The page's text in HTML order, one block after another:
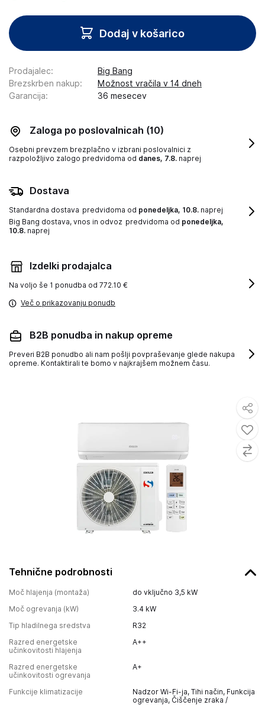
Tehnične podrobnosti
Moč hlajenja (montaža)
do vključno 3,5 kW
Moč ogrevanja (kW)
3.4 kW
Tip hladilnega sredstva
R32
Razred energetske
učinkovitosti hlajenja
A++
Razred energetske
učinkovitosti ogrevanja
A+
Funkcije klimatizacije
Nadzor Wi-Fi-ja, Tihi način, Funkcija
ogrevanja, Čiščenje zraka /
Dodaj v košarico
Prodajalec:
Big Bang
Brezskrben nakup:
Možnost vračila v 14 dneh
Garancija: 36 mesecev
Zaloga po poslovalnicah (10)
Osebni prevzem brezplačno v izbrani poslovalnici z
razpoložljivo zalogo predvidoma od danes, 7.8. naprej
Dostava
Standardna dostava predvidoma od ponedeljka, 10.8. naprej
Big Bang dostava, vnos in odvoz predvidoma od ponedeljka,
10.8. naprej
Izdelki prodajalca
Na voljo še 1 ponudba od 772.10 €
Več o prikazovanju ponudb
B2B ponudba in nakup opreme
Preveri B2B ponudbo ali nam pošlji povpraševanje glede nakupa
opreme. Kontaktirali te bomo v najkrajšem možnem času.